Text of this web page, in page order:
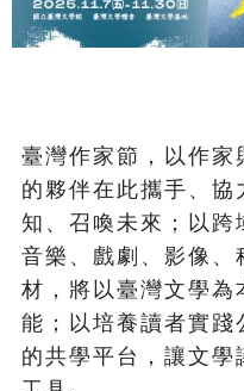
臺灣作家節，以作家
的夥伴在此攜手、協
知、召喚未來；以跨
音樂、戲劇、影像、
材，將以臺灣文學為
能；以培養讀者實踐
的共學平台，讓文